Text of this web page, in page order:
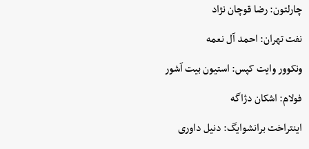
چارلتون: رضا قوچان نژاد
نفت تهران: احمد آل نعمه
ونکوور وایت کپس: استیون بیت آشور
فولام: اشکان دژاگه
اینتراخت برانشوایگ: دنیل داوری